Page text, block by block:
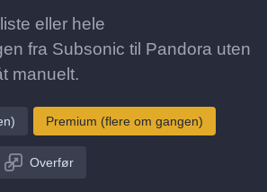
eller hele
fra Subsonic til Pandora uten
manuelt.
Premium (flere om gangen)
Overfør